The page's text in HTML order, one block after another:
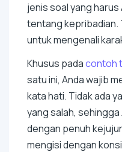
jenis soal yang harus
tentang kepribadian.
untuk mengenali
Khusus padacontoh
satu ini, Anda wajib
kata hati. Tidak ada
yang salah,
dengan penuh
mengisi dengan